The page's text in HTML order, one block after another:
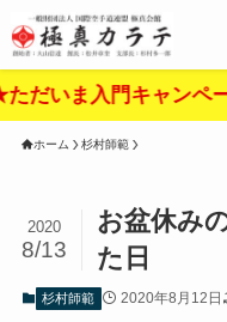
ンペーン中‼︎★★★詳
ホーム 杉村師範
お盆休み
た日
2020
8/13
杉村師範 2020年8月12日